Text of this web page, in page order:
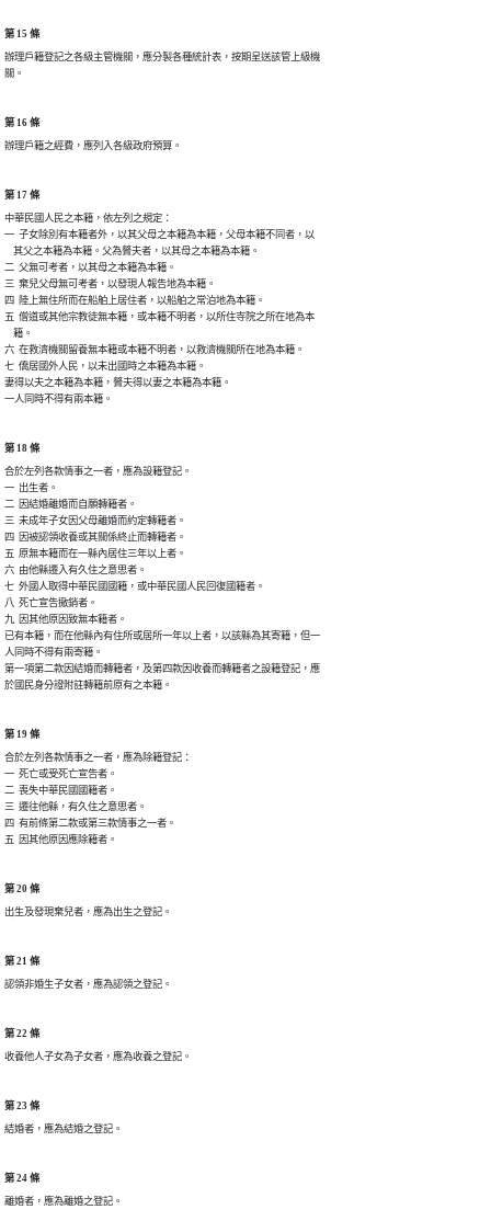
第 15 條
辦理戶籍登記之各級主管機關，應分製各種統計表，按期呈送該管上級機
關。
第 16 條
辦理戶籍之經費，應列入各級政府預算。
第 17 條
中華民國人民之本籍，依左列之規定：
一  子女除別有本籍者外，以其父母之本籍為本籍，父母本籍不同者，以
    其父之本籍為本籍。父為贅夫者，以其母之本籍為本籍。
二  父無可考者，以其母之本籍為本籍。
三  棄兒父母無可考者，以發現人報告地為本籍。
四  陸上無住所而在船舶上居住者，以船舶之常泊地為本籍。
五  僧道或其他宗教徒無本籍，或本籍不明者，以所住寺院之所在地為本
    籍。
六  在救濟機關留養無本籍或本籍不明者，以救濟機關所在地為本籍。
七  僑居國外人民，以未出國時之本籍為本籍。
妻得以夫之本籍為本籍，贅夫得以妻之本籍為本籍。
一人同時不得有兩本籍。
第 18 條
合於左列各款情事之一者，應為設籍登記。
一  出生者。
二  因結婚離婚而自願轉籍者。
三  未成年子女因父母離婚而約定轉籍者。
四  因被認領收養或其關係終止而轉籍者。
五  原無本籍而在一縣內居住三年以上者。
六  由他縣遷入有久住之意思者。
七  外國人取得中華民國國籍，或中華民國人民回復國籍者。
八  死亡宣告撤銷者。
九  因其他原因致無本籍者。
已有本籍，而在他縣內有住所或居所一年以上者，以該縣為其寄籍，但一
人同時不得有兩寄籍。
第一項第二款因結婚而轉籍者，及第四款因收養而轉籍者之設籍登記，應
於國民身分證附註轉籍前原有之本籍。
第 19 條
合於左列各款情事之一者，應為除籍登記：
一  死亡或受死亡宣告者。
二  喪失中華民國國籍者。
三  遷往他縣，有久住之意思者。
四  有前條第二款或第三款情事之一者。
五  因其他原因應除籍者。
第 20 條
出生及發現棄兒者，應為出生之登記。
第 21 條
認領非婚生子女者，應為認領之登記。
第 22 條
收養他人子女為子女者，應為收養之登記。
第 23 條
結婚者，應為結婚之登記。
第 24 條
離婚者，應為離婚之登記。